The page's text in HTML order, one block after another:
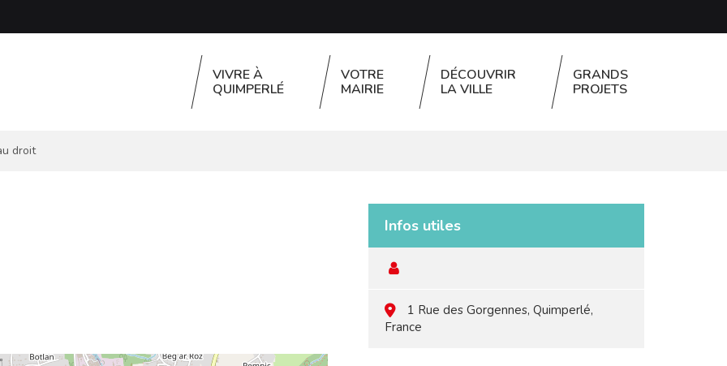
VIVRE À
QUIMPERLÉ
VOTRE
MAIRIE
DÉCOUVRIR
LA VILLE
GRANDS
PROJETS
droit
Infos utiles
1 Rue des Gorgennes, Quimperlé,
France